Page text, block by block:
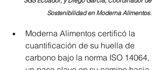
Sostenibilidad en Moderna Alimentos.
Moderna Alimentos certificó la
cuantificación de su huella de
carbono bajo la norma ISO 14064,